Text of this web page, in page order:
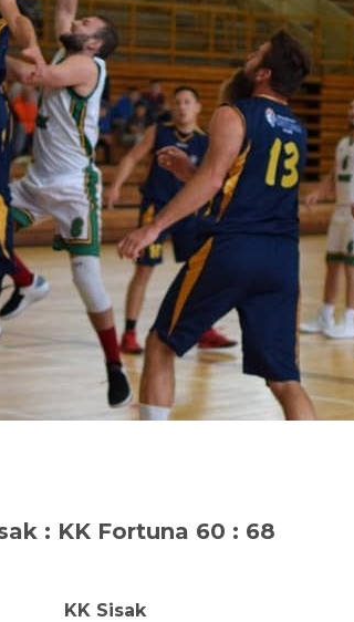
: KK Fortuna 60 : 68
KK Sisak